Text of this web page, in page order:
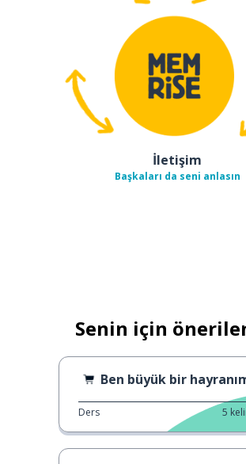
İletişim
Başkaları da seni anlasın
Senin için
Ben büyük bir
Ders 5